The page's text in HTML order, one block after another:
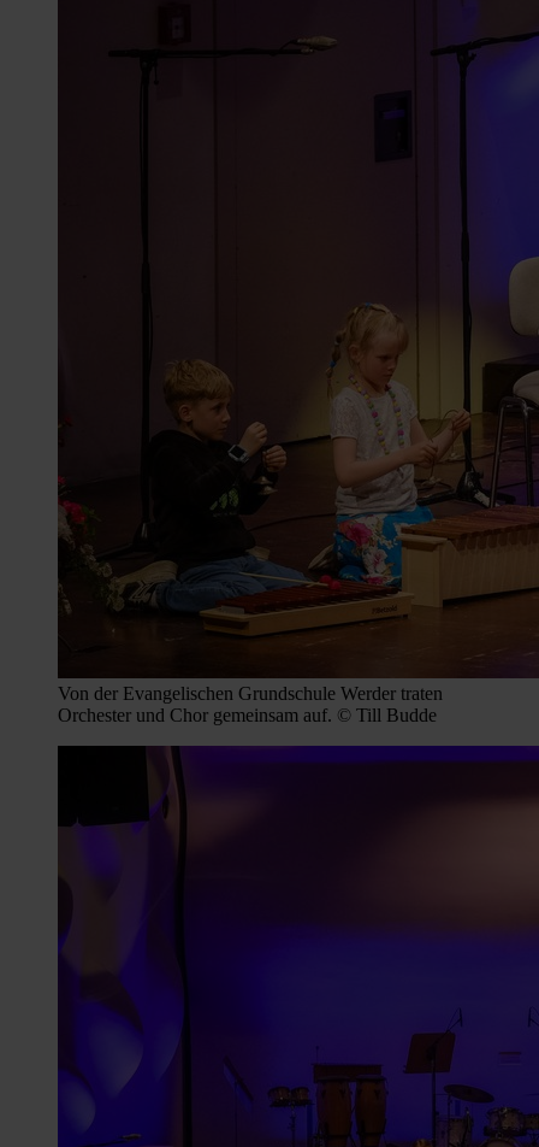
Von der Evangelischen Grundschule Werder traten
Orchester und Chor gemeinsam auf. © Till Budde